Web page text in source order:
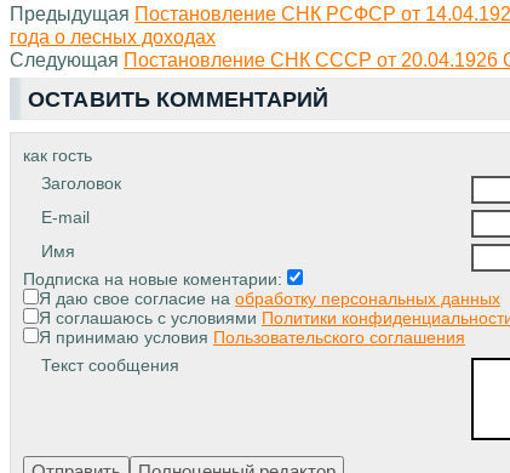
Предыдущая Постановление СНК РСФСР от
года о лесных доходах
Следующая Постановление СНК СССР от 20.04.1926 О
ОСТАВИТЬ КОММЕНТАРИЙ
как гость
Заголовок
E-mail
Имя
Подписка на новые коментарии:
Я даю свое согласие на обработку персональных данных
Я соглашаюсь с условиями Политики
Я принимаю условия Пользовательского соглашения
Текст сообщения